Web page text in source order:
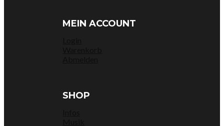
MEIN ACCOUNT
SHOP